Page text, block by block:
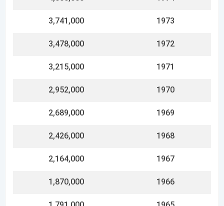
1964
1,713,000
1963
1,635,000
1962
1,557,000
1961
1,485,000
1960
1,401,000
1959
1,323,000
1958
1,245,000
1957
1,167,000
1956
1,095,000